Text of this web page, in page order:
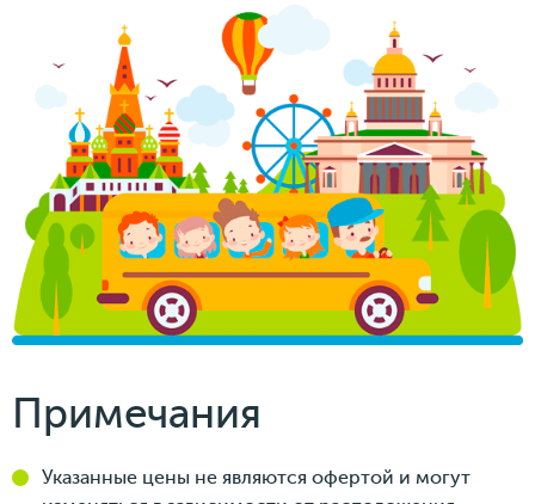
Примечания
Указанные цены не являются офертой и могут